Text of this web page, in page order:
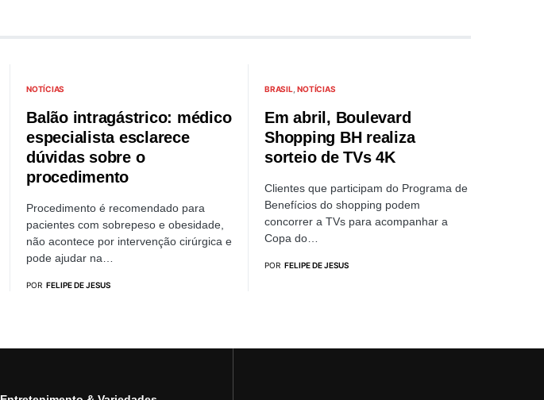
NOTÍCIAS
Balão intragástrico: médico
especialista esclarece
dúvidas sobre o
procedimento
Procedimento é recomendado para
pacientes com sobrepeso e obesidade,
não acontece por intervenção cirúrgica e
pode ajudar na…
POR FELIPE DE JESUS
BRASIL NOTÍCIAS
Em abril, Boulevard
Shopping BH realiza
sorteio de TVs 4K
Clientes que participam do Programa de
Benefícios do shopping podem
concorrer a TVs para acompanhar a
Copa do…
POR FELIPE DE JESUS